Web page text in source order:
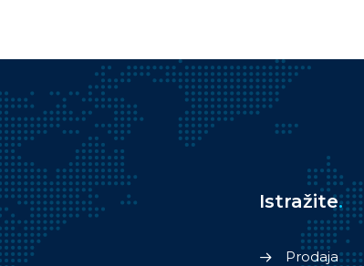
Istražite.
Prodaja